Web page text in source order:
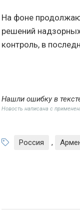
На фоне
решений
контроль, в
Нашли ошибку в
Новость написана с
Россия ,